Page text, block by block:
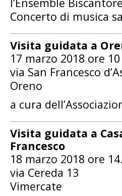
Concerto di musica
Visita guidata a
17 marzo 2018 ore 10
via San Francesco
Oreno
a cura
Visita guidata a
Francesco
18 marzo 2018 ore
via Cereda 13
Vimercate